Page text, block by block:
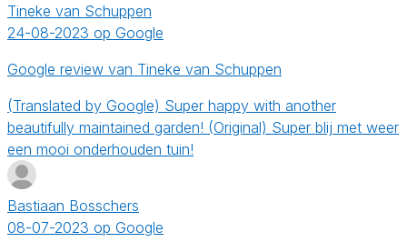
Tineke van Schuppen
24-08-2023 op Google
Google review van Tineke van Schuppen
(Translated by Google) Super happy with another
beautifully maintained garden! (Original) Super blij met weer
een mooi onderhouden tuin!
Bastiaan Bosschers
08-07-2023 op Google